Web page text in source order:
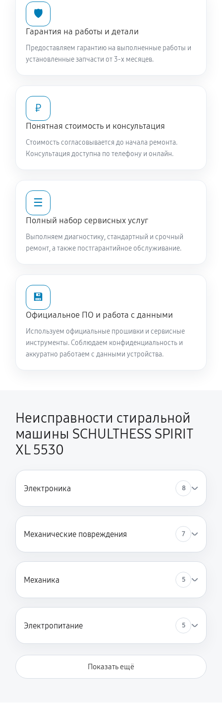
Чистка заливного фильтра-сеточки
720 руб 60 минут
Ремонт или замена петли двери
Замена мотора вентилятора сушки
Замена верхнего противовеса
1360 руб 60 минут
Замена бака стиральной машины SCHULTHESS
SPIRIT XL 5530
2930 руб 60 минут
SCHULTHESS SPIRIT XL 5530
Ремонт аквастопа стиральной машины SCHULTHESS
SPIRIT XL 5530
1530 руб 60 минут
Замена шторок барабана
1490 руб 60 минут
SPIRIT XL 5530
1490 руб
Замена заливного клапана
🛡️
Гарантия на работы и детали
Предоставляем гарантию на выполненные работы и
установленные запчасти от 3-х месяцев.
₽
Понятная стоимость и консультация
Стоимость согласовывается до начала ремонта.
Консультация доступна по телефону и онлайн.
☰
Полный набор сервисных услуг
Выполняем диагностику, стандартный и срочный
ремонт, а также постгарантийное обслуживание.
💾
Официальное ПО и работа с данными
Используем официальные прошивки и сервисные
инструменты. Соблюдаем конфиденциальность и
аккуратно работаем с данными устройства.
Неисправности стиральной
машины SCHULTHESS SPIRIT
XL 5530
Электроника 8
Механические повреждения 7
Механика 5
Электропитание 5
Показать ещё